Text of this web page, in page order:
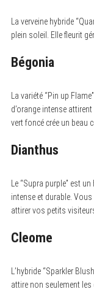
La verveine hybride
plein soleil. Elle fleurit
Bégonia
La variété “Pin up
d’orange intense
vert foncé crée un beau
Dianthus
Le “Supra purple” est
intense et durable.
attirer vos petits
Cleome
L’hybride “Sparkler
attire non seulement
S
f
r
: